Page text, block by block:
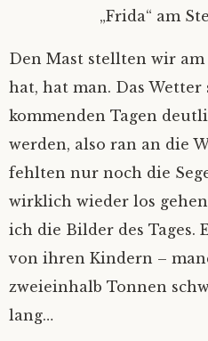
„Frida“ am
Den Mast stellten wir am
hat, hat man. Das
kommenden Tagen
werden, also ran an die
fehlten nur noch die
wirklich wieder los
ich die Bilder des Tages.
von ihren Kindern –
zweieinhalb Tonnen
lang…